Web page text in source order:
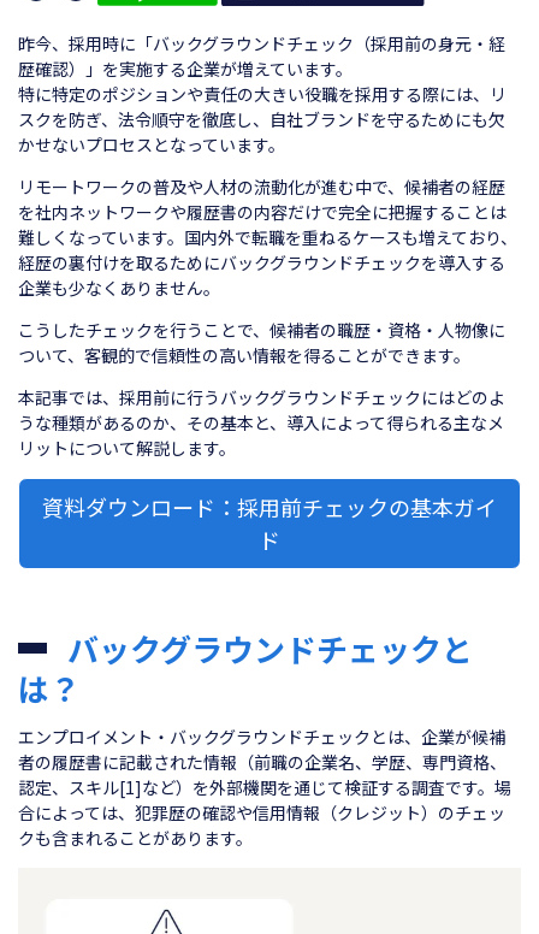
昨今、採用時に「バックグラウンドチェック（採用前の身元・経
歴確認）」を実施する企業が増えています。
特に特定のポジションや責任の大きい役職を採用する際には、リ
スクを防ぎ、法令順守を徹底し、自社ブランドを守るためにも欠
かせないプロセスとなっています。
リモートワークの普及や人材の流動化が進む中で、候補者の経歴
を社内ネットワークや履歴書の内容だけで完全に把握することは
難しくなっています。国内外で転職を重ねるケースも増えており、
経歴の裏付けを取るためにバックグラウンドチェックを導入する
企業も少なくありません。
こうしたチェックを行うことで、候補者の職歴・資格・人物像に
ついて、客観的で信頼性の高い情報を得ることができます。
本記事では、採用前に行うバックグラウンドチェックにはどのよ
うな種類があるのか、その基本と、導入によって得られる主なメ
リットについて解説します。
資料ダウンロード：採用前チェックの基本ガイ
ド
バックグラウンドチェックと
は？
エンプロイメント・バックグラウンドチェックとは、企業が候補
者の履歴書に記載された情報（前職の企業名、学歴、専門資格、
認定、スキル[1]など）を外部機関を通じて検証する調査です。場
合によっては、犯罪歴の確認や信用情報（クレジット）のチェッ
クも含まれることがあります。